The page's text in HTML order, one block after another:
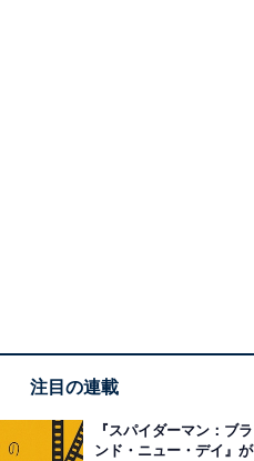
注目の連載
『スパイダーマン：ブラ
ンド・ニュー・デイ』が